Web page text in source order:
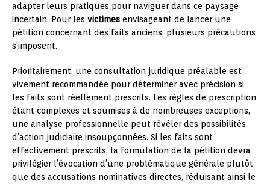
adapter leurs pratiques pour naviguer dans ce paysage
incertain. Pour les victimes envisageant de lancer une
pétition concernant des faits anciens, plusieurs précautions
s’imposent.
Prioritairement, une consultation juridique préalable est
vivement recommandée pour déterminer avec précision si
les faits sont réellement prescrits. Les règles de prescription
étant complexes et soumises à de nombreuses exceptions,
une analyse professionnelle peut révéler des possibilités
d’action judiciaire insoupçonnées. Si les faits sont
effectivement prescrits, la formulation de la pétition devra
privilégier l’évocation d’une problématique générale plutôt
que des accusations nominatives directes, réduisant ainsi le